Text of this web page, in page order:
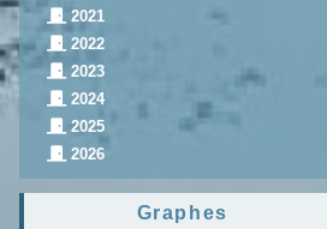
2021
2022
2023
2024
2025
2026
Graphes